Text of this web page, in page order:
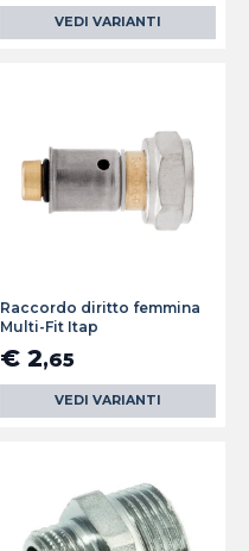
VEDI VARIANTI
Raccordo diritto femmina
Multi-Fit Itap
€ 2,65
VEDI VARIANTI